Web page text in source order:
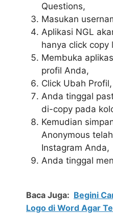
Questions,
Masukan
Aplikasi NGL
hanya click copy
Membuka
profil Anda,
Click Ubah
Anda tinggal
di-copy pada
Kemudian
Anonymous
Instagram Anda,
Anda tinggal
Baca Juga: Begini
Logo di Word Agar